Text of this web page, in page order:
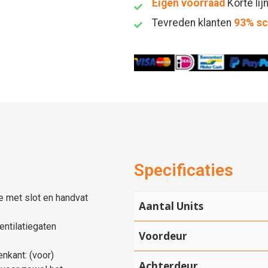
Eigen voorraad Korte
Tevreden klanten 93%
met slot en handvat
(voor)
Specificaties
Aantal Units
Voordeur